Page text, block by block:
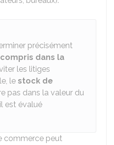
précisément
dans la
les litiges
le stock de
pas dans la valeur du
est évalué
commerce peut